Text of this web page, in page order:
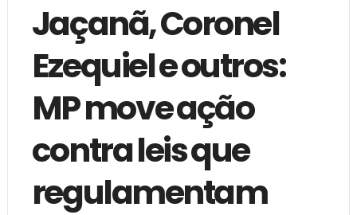
Jaçanã, Coronel
Ezequiel e outros:
MP move ação
contra leis que
regulamentam